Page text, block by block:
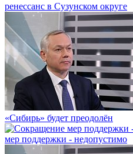
ренессанс в Сузунском округе
«Сибирь» будет преодолён
мер поддержки - недопустимо